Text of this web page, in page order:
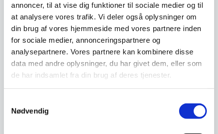
annoncer, til at vise dig funktioner til sociale medier og til
at analysere vores trafik. Vi deler også oplysninger om
din brug af vores hjemmeside med vores partnere inden
for sociale medier, annonceringspartnere og
analysepartnere. Vores partnere kan kombinere disse
data med andre oplysninger, du har givet dem, eller som
de har indsamlet fra din brug af deres tjenester.
Nødvendig
Magnetisk cirkeltavle 25
NAGA nord Magnetisk
Magnetisk cirkeltavle 35
cirkeltavle dia 35 cm i rustet